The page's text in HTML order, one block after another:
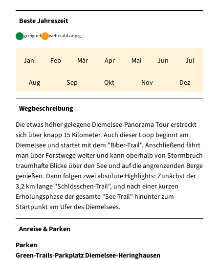
Beste Jahreszeit
geeignet wetterabhängig
Jan Feb Mär Apr Mai Jun Jul
Aug Sep Okt Nov Dez
Wegbeschreibung
Die etwas höher gelegene Diemelsee-Panorama Tour erstreckt
sich über knapp 15 Kilometer. Auch dieser Loop beginnt am
Diemelsee und startet mit dem "Biber-Trail". Anschließend fährt
man über Forstwege weiter und kann oberhalb von Stormbruch
traumhafte Blicke über den See und auf die angrenzenden Berge
genießen. Dann folgen zwei absolute Highlights: Zunächst der
3,2 km lange "Schlösschen-Trail", und nach einer kurzen
Erholungsphase der gesamte "See-Trail" hinunter zum
Startpunkt am Ufer des Diemelsees.
Anreise & Parken
Parken
Green-Trails-Parkplatz Diemelsee-Heringhausen